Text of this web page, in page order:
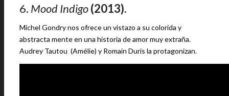
6. Mood Indigo(2013).
Michel Gondry nos ofrece un vistazo a su colorida y
abstracta mente en una historia de amor muy extraña.
Audrey Tautou (Amélie) y Romain Duris la protagonizan.